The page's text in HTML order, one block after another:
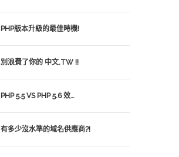
PHP版本升級的最佳時機!
別浪費了你的 中文.TW !!
PHP 5.5 VS PHP 5.6 效…
有多少沒水準的域名供應商?!